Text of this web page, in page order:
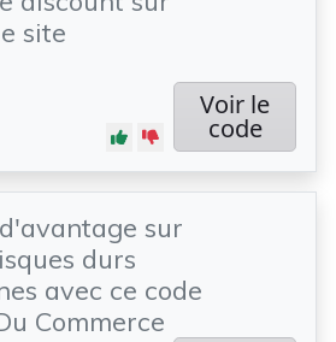
site
Voir le
code
sur
durs
avec ce code
Commerce